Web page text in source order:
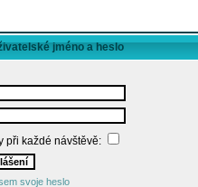
jméno a heslo
při každé návštěvě:
svoje heslo